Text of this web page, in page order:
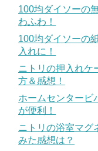
100均ダイソーの
わふわ！
100均ダイソーの
入れに！
ニトリの押入れケ
方＆感想！
ホームセンタービ
が便利！
ニトリの浴室マグ
みた感想は？